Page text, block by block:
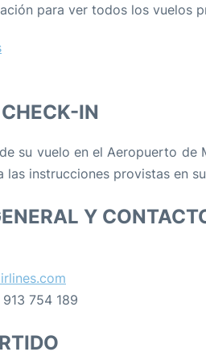
para ver todos los vuelos
IN
su vuelo en el Aeropuerto
las instrucciones provistas en
Y
754 189